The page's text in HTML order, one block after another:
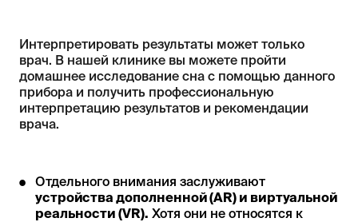
Интерпретировать результаты может только
врач. В нашей клинике вы можете пройти
домашнее исследование сна с помощью данного
прибора и получить профессиональную
интерпретацию результатов и рекомендации
врача.
Отдельного внимания заслуживают
устройства дополненной (AR) и виртуальной
реальности (VR). Хотя они не относятся к